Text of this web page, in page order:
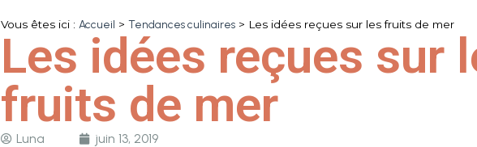
Vous êtes ici : Accueil > Tendances culinaires> Les idées reçues sur les fruits de mer
Les idées reçues sur
fruits de mer
Luna
juin 13, 2019